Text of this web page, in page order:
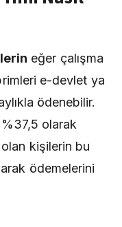
eğer çalışma
e-devlet ya
ödenebilir.
olarak
kişilerin bu
ödemelerini